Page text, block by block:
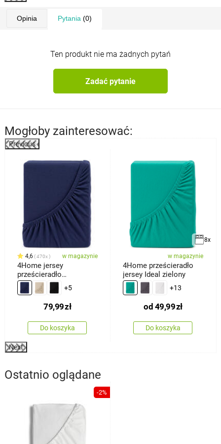
Odporność na pranie
Opatentowana technologia
Certyfikat Oeko-Tex® dla materiału
Opinia Pytania(0)
Ten produkt nie ma żadnych pytań
Zadać pytanie
Mogłoby zainteresować:
Previous
4,6 470x w magazynie
4Home jersey
prześcieradło
ciemnoniebieski, 180 x
200 cm
+5
79,99zł
Do koszyka
8x
w magazynie
4Home prześcieradło
jersey Ideal zielony
+13
od 49,99zł
Do koszyka
Next
Ostatnio oglądane
-2%